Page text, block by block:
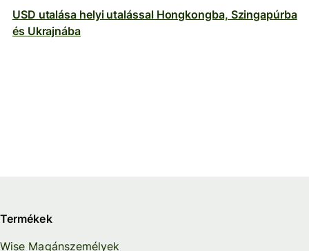
USD utalása helyi utalással Hongkongba, Szingapúrba
és Ukrajnába
Termékek
Wise Magánszemélyek